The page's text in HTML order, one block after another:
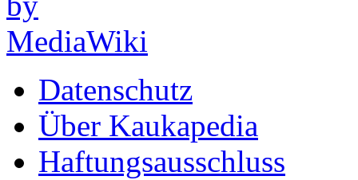
Datenschutz
Über Kaukapedia
Haftungsausschluss